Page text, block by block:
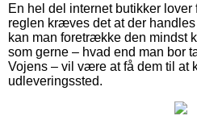
En hel del internet butikker
reglen kræves det at der
kan man foretrække den mindst
som gerne – hvad end man bor
Vojens – vil være at få dem til at
udleveringssted.